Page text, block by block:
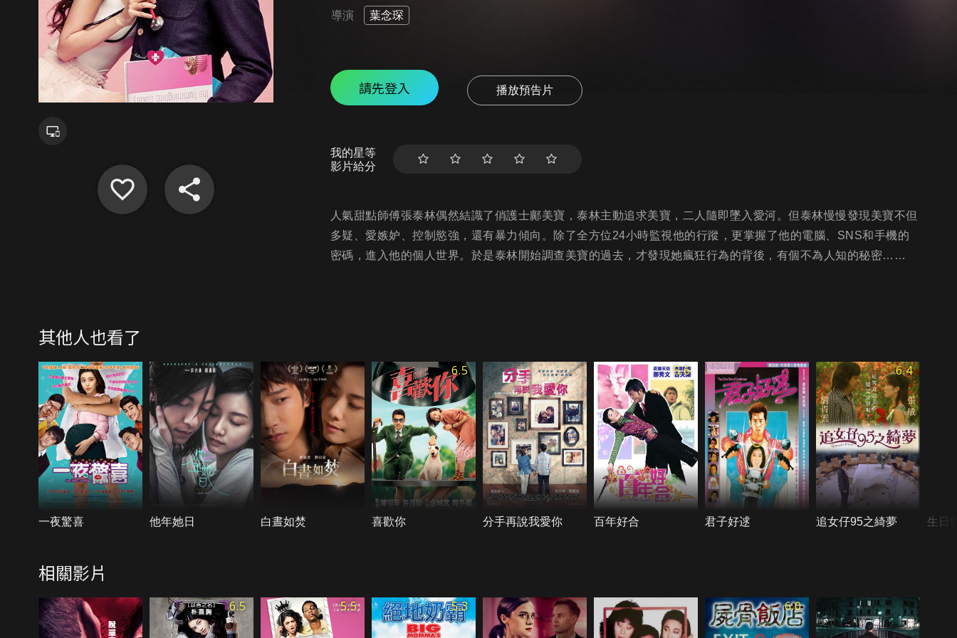
導演 葉念琛
請先登入 播放預告片
我的星等
影片給分
人氣甜點師傅張泰林偶然結識了俏護士鄺美寶，泰林主動追求美寶，二人隨即墜入愛河。但泰林慢慢發現美寶不但
多疑、愛嫉妒、控制慾強，還有暴力傾向。除了全方位24小時監視他的行蹤，更掌握了他的電腦、SNS和手機的
密碼，進入他的個人世界。於是泰林開始調查美寶的過去，才發現她瘋狂行為的背後，有個不為人知的秘密……
其他人也看了
一夜驚喜 他年她日 白晝如焚
6.5
喜歡你 分手再說我愛你
5.6
百年好合 君子好逑
6.4
追女仔95之綺夢 生日
相關影片
6.5 5.5 5.3 6.0